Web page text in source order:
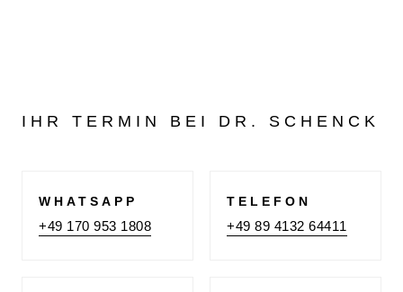
IHR TERMIN BEI DR. SCHENCK
WHATSAPP
+49 170 953 1808
TELEFON
+49 89 4132 64411